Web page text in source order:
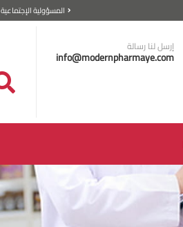
المسؤولية الإجتماعية
إرسل لنا رسالة
info@modernpharmaye.com